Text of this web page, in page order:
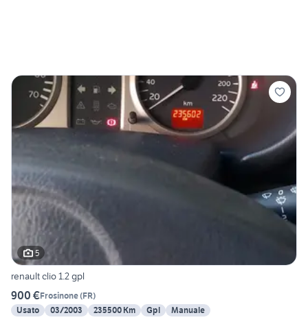
5
renault clio 1.2 gpl
900 €Frosinone(FR)
Usato
03/2003 235500 Km Gpl Manuale